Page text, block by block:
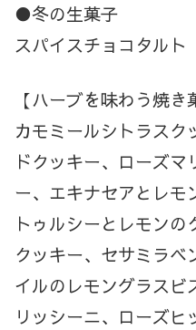
●冬の生菓子
スパイスチョコタルト
【ハーブを味わう焼き
カモミールシトラスク
ドクッキー、ローズ
ー、エキナセアとレモ
トゥルシーとレモン
クッキー、セサミラベ
イルのレモングラスビ
リッシーニ、ローズヒ